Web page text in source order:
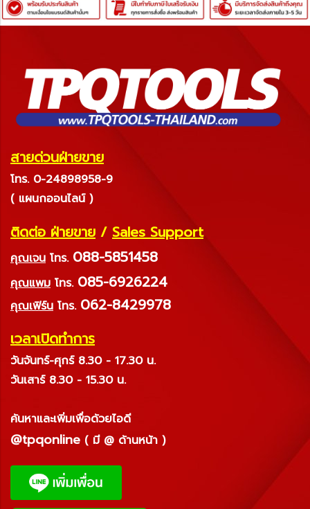
สายด่วนฝ่ายขาย
โทร. 0-24898958-9
( แผนกออนไลน์ )
ติดต่อ ฝ่ายขาย / Sales Support
คุณเจน โทร. 088-5851458
คุณแพม โทร. 085-6926224
คุณเฟิร์น โทร. 062-8429978
เวลาเปิดทำการ
วันจันทร์-ศุกร์ 8.30 - 17.30 น.
วันเสาร์ 8.30 - 15.30 น.
ค้นหาและเพิ่มเพื่อด้วยไอดี
@tpqonline ( มี @ ด้านหน้า )